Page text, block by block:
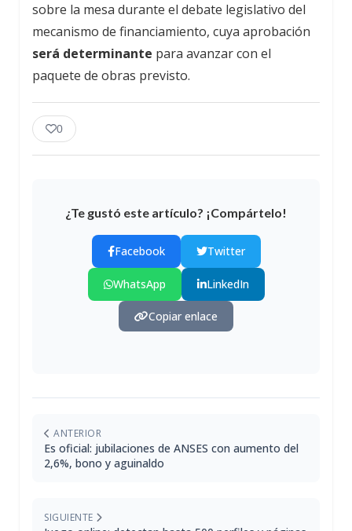
sobre la mesa durante el debate legislativo del
mecanismo de financiamiento, cuya aprobación
será determinante para avanzar con el
paquete de obras previsto.
0
¿Te gustó este artículo? ¡Compártelo!
Facebook Twitter
WhatsApp LinkedIn
Copiar enlace
ANTERIOR
Es oficial: jubilaciones de ANSES con aumento del
2,6%, bono y aguinaldo
SIGUIENTE